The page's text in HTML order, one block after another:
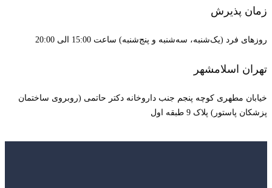
زمان پذیرش
روزهای فرد (یک‌شنبه، سه‌شنبه و پنج‌شنبه) ساعت 15:00 الی 20:00
تهران اسلامشهر
خیابان مطهری کوچه پنجم جنب داروخانه دکتر حاتمی (روبروی ساختمان
پزشکان پاستور) پلاک 9 طبقه اول